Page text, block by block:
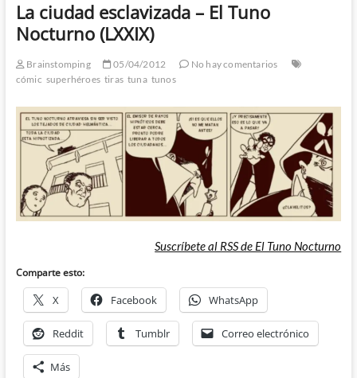
La ciudad esclavizada – El Tuno
Nocturno (LXXIX)
Brainstomping 05/04/2012
No hay comentarios
cómic superhéroes tiras tuna tunos
Suscríbete al RSS de El Tuno Nocturno
Comparte esto:
X Facebook WhatsApp
Reddit Tumblr Correo electrónico
Más